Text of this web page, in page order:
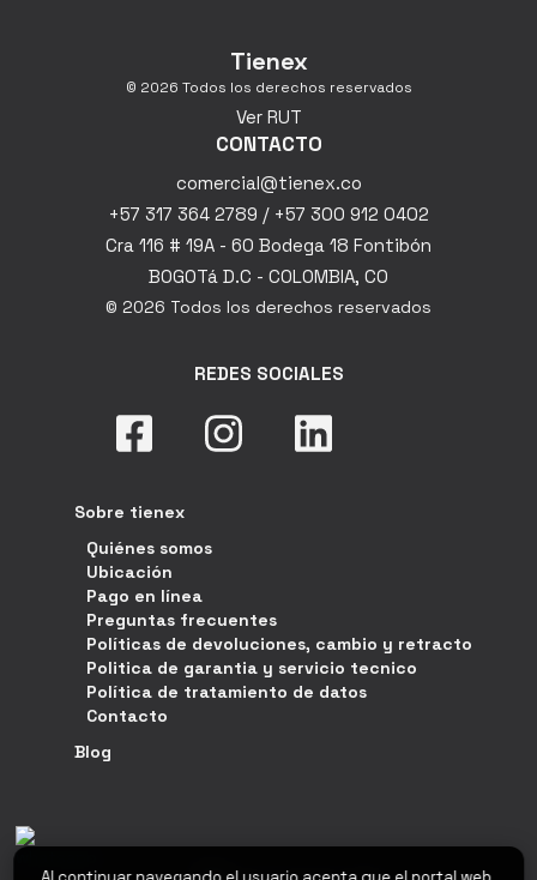
Tienex
© 2026 Todos los derechos reservados
Ver RUT
CONTACTO
comercial@tienex.co
+57 317 364 2789 / +57 300 912 0402
Cra 116 # 19A - 60 Bodega 18 Fontibón
BOGOTá D.C - COLOMBIA, CO
© 2026 Todos los derechos reservados
REDES SOCIALES
Sobre tienex
Quiénes somos
Ubicación
Pago en línea
Preguntas frecuentes
Políticas de devoluciones, cambio y retracto
Politica de garantia y servicio tecnico
Política de tratamiento de datos
Contacto
Blog